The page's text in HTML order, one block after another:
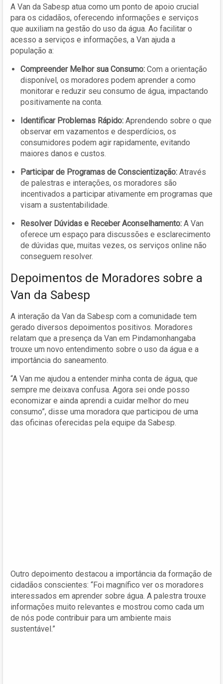
A Van da Sabesp atua como um ponto de apoio crucial
para os cidadãos, oferecendo informações e serviços
que auxiliam na gestão do uso da água. Ao facilitar o
acesso a serviços e informações, a Van ajuda a
população a:
Compreender Melhor sua Consumo: Com a orientação
disponível, os moradores podem aprender a como
monitorar e reduzir seu consumo de água, impactando
positivamente na conta.
Identificar Problemas Rápido: Aprendendo sobre o que
observar em vazamentos e desperdícios, os
consumidores podem agir rapidamente, evitando
maiores danos e custos.
Participar de Programas de Conscientização: Através
de palestras e interações, os moradores são
incentivados a participar ativamente em programas que
visam a sustentabilidade.
Resolver Dúvidas e Receber Aconselhamento: A Van
oferece um espaço para discussões e esclarecimento
de dúvidas que, muitas vezes, os serviços online não
conseguem resolver.
Depoimentos de Moradores sobre a
Van da Sabesp
A interação da Van da Sabesp com a comunidade tem
gerado diversos depoimentos positivos. Moradores
relatam que a presença da Van em Pindamonhangaba
trouxe um novo entendimento sobre o uso da água e a
importância do saneamento.
“A Van me ajudou a entender minha conta de água, que
sempre me deixava confusa. Agora sei onde posso
economizar e ainda aprendi a cuidar melhor do meu
consumo”, disse uma moradora que participou de uma
das oficinas oferecidas pela equipe da Sabesp.
Outro depoimento destacou a importância da formação de
cidadãos conscientes: “Foi magnífico ver os moradores
interessados em aprender sobre água. A palestra trouxe
informações muito relevantes e mostrou como cada um
de nós pode contribuir para um ambiente mais
sustentável.”